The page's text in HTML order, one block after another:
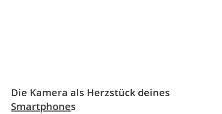
Die Kamera als Herzstück deines
Smartphones